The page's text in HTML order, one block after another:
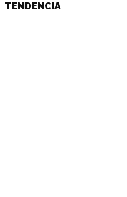
TENDENCIA